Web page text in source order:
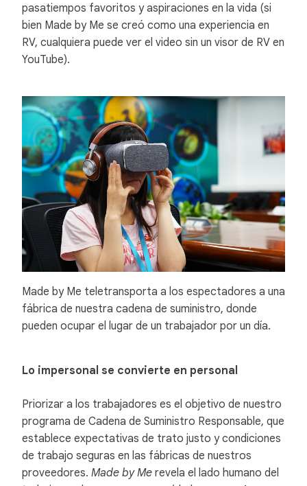
pasatiempos favoritos y aspiraciones en la vida (si
bien Made by Me se creó como una experiencia en
RV, cualquiera puede ver el video sin un visor de RV en
YouTube).
Made by Me teletransporta a los espectadores a una
fábrica de nuestra cadena de suministro, donde
pueden ocupar el lugar de un trabajador por un día.
Lo impersonal se convierte en personal
Priorizar a los trabajadores es el objetivo de nuestro
programa de Cadena de Suministro Responsable, que
establece expectativas de trato justo y condiciones
de trabajo seguras en las fábricas de nuestros
proveedores. Made by Me revela el lado humano del